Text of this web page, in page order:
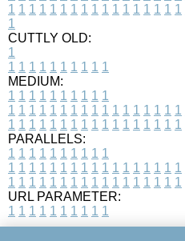
1 1 1 1 1 1 1 1 1 1 1 1 1 1 1 1 1
1
CUTTLY OLD:
1
1 1 1 1 1 1 1 1 1 1
MEDIUM:
1 1 1 1 1 1 1 1 1 1
1 1 1 1 1 1 1 1 1 1 1 1 1 1 1 1 1
1 1 1 1 1 1 1 1 1 1 1 1 1 1 1 1 1
PARALLELS:
1 1 1 1 1 1 1 1 1 1
1 1 1 1 1 1 1 1 1 1 1 1 1 1 1 1 1
1 1 1 1 1 1 1 1 1 1 1 1 1 1 1 1 1
URL PARAMETER:
1 1 1 1 1 1 1 1 1 1